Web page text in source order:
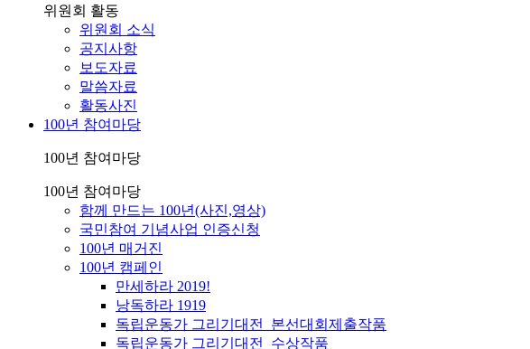
위원회 활동
위원회 소식
공지사항
보도자료
말씀자료
활동사진
100년 참여마당
100년 참여마당
100년 참여마당
함께 만드는 100년(사진,영상)
국민참여 기념사업 인증신청
100년 매거진
100년 캠페인
만세하라 2019!
낭독하라 1919
독립운동가 그리기대전_본선대회제출작품
독립운동가 그리기대전_수상작품